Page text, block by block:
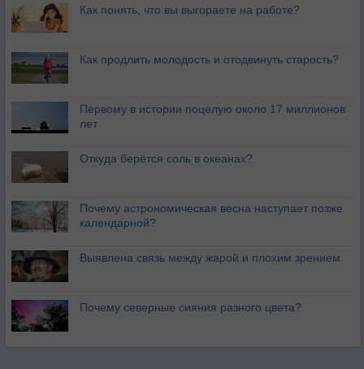
Как понять, что вы выгораете на работе?
Как продлить молодость и отодвинуть старость?
Первому в истории поцелую около 17 миллионов
лет
Откуда берётся соль в океанах?
Почему астрономическая весна наступает позже
календарной?
Выявлена связь между жарой и плохим зрением
Почему северные сияния разного цвета?